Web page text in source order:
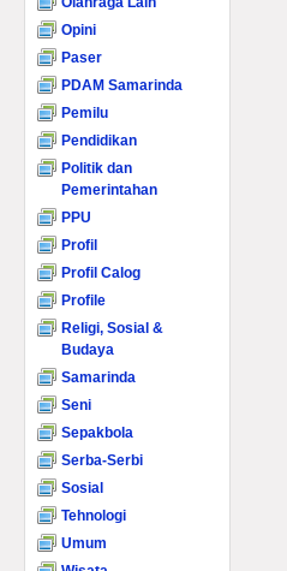
Opini
Paser
PDAM Samarinda
Pemilu
Pendidikan
Politik dan
Pemerintahan
PPU
Profil
Profil Calog
Profile
Religi, Sosial &
Budaya
Samarinda
Seni
Sepakbola
Serba-Serbi
Sosial
Tehnologi
Umum